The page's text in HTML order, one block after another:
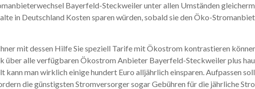
Bayerfeld-Steckweiler unter allen Umständen
in Deutschland Kosten sparen würden, sobald sie den Öko-
mit dessen Hilfe Sie speziell Tarife mit Ökostrom kontrastieren
über alle verfügbaren Ökostrom Anbieter Bayerfeld-Steckweiler plus
man wirklich einige hundert Euro alljährlich einsparen. Aufpassen
die günstigsten Stromversorger sogar Gebühren für die jährliche